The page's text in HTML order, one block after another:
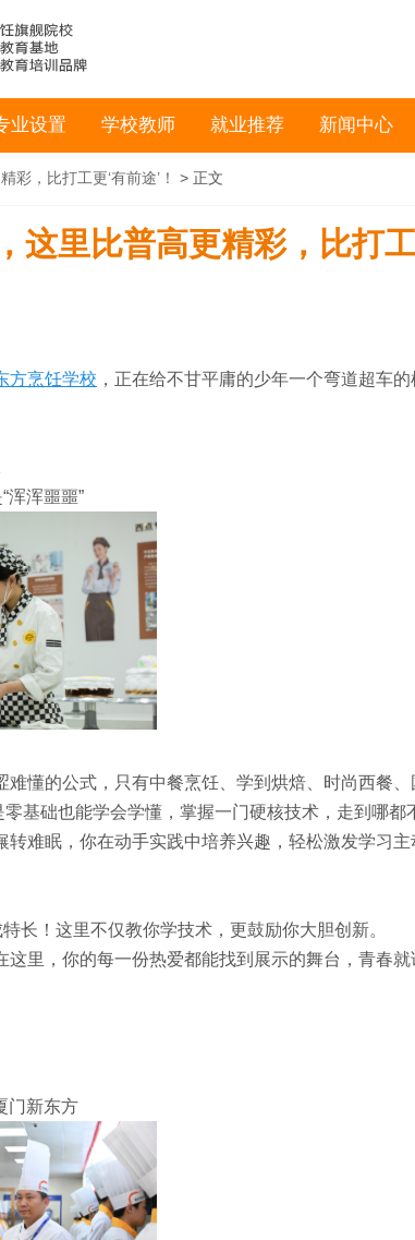
业设置 学校教师 就业推荐 新闻中心
彩，比打工更‘有前途’！ > 正文
这里比普高更精彩，比打
方烹饪学校 ，正在给不甘平庸的少年一个弯道超车
浑浑噩噩”
懂的公式，只有中餐烹饪、学到烘焙、时尚西餐、
基础也能学会学懂，掌握一门硬核技术，走到哪都
难眠，你在动手实践中培养兴趣，轻松激发学习主
长！这里不仅教你学技术，更鼓励你大胆创新。
里，你的每一份热爱都能找到展示的舞台，青春就
门新东方